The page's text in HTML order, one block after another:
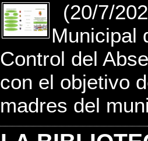
(20/7/
Municipal
Control del
con el objetivo
madres del